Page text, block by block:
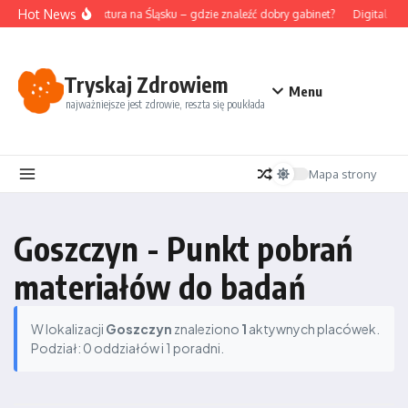
Przejdź do treści
Hot NewsAkupunktura na Śląsku – gdzie znaleźć dobry gabinet? Digital
Tryskaj Zdrowiem
najważniejsze jest zdrowie, reszta się poukłada
Menu
Mapa strony
Goszczyn - Punkt pobrań
materiałów do badań
W lokalizacji Goszczyn znaleziono 1 aktywnych placówek.
Podział: 0 oddziałów i 1 poradni.